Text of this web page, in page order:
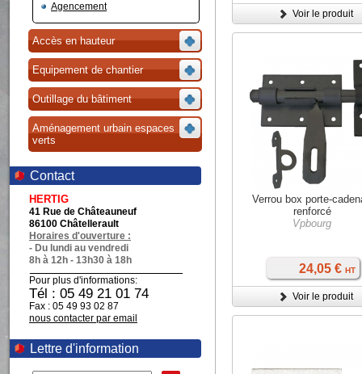
Agencement
Accès en hauteur
Equipement de chantier
Outillage du bâtiment
Aménagement urbain espaces
verts
Contact
HERTIG
41 Rue de Châteauneuf
86100 Châtellerault
Horaires d'ouverture :
- Du lundi au vendredi
8h à 12h - 13h30 à 18h
Pour plus d'informations:
Tél : 05 49 21 01 74
Fax : 05 49 93 02 87
nous contacter par email
Lettre d'information
Voir le produit
Verrou box porte-
renforcé
Vpbourg
24,05 € HT
Voir le produit